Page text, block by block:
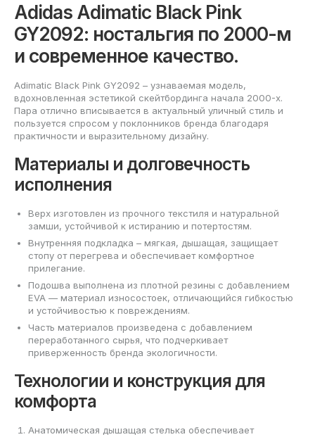
Adidas Adimatic Black Pink
GY2092: ностальгия по 2000-м
и современное качество.
Adimatic Black Pink GY2092 – узнаваемая модель,
вдохновленная эстетикой скейтбординга начала 2000-х.
Пара отлично вписывается в актуальный уличный стиль и
пользуется спросом у поклонников бренда благодаря
практичности и выразительному дизайну.
Материалы и долговечность
исполнения
Верх изготовлен из прочного текстиля и натуральной
замши, устойчивой к истиранию и потертостям.
Внутренняя подкладка – мягкая, дышащая, защищает
стопу от перегрева и обеспечивает комфортное
прилегание.
Подошва выполнена из плотной резины с добавлением
EVA — материал износостоек, отличающийся гибкостью
и устойчивостью к повреждениям.
Часть материалов произведена с добавлением
переработанного сырья, что подчеркивает
приверженность бренда экологичности.
Технологии и конструкция для
комфорта
Анатомическая дышащая стелька обеспечивает